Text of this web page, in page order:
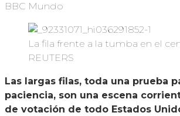
BBC Mundo
La fila frente a la tumba en el
REUTERS
Las largas filas, toda una prueba
paciencia, son una escena
de votación de todo Estados